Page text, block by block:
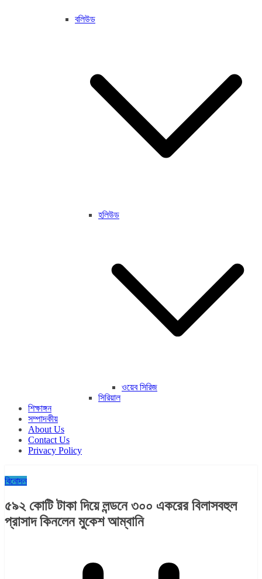
বলিউড
হলিউড
ওয়েব সিরিজ
সিরিয়াল
শিক্ষাঙ্গন
সম্পাদকীয়
About Us
Contact Us
Privacy Policy
বিনোদন
৫৯২ কোটি টাকা দিয়ে লন্ডনে ৩০০ একরের বিলাসবহুল
প্রাসাদ কিনলেন মুকেশ আম্বানি